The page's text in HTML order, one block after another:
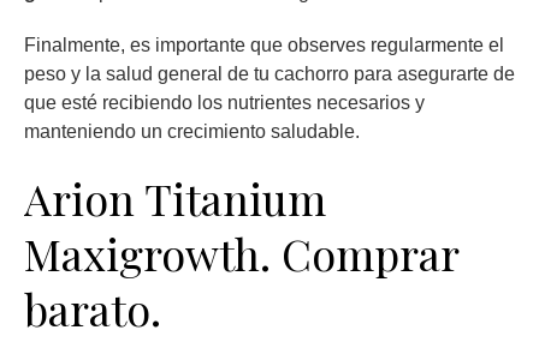
Finalmente, es importante que observes regularmente el
peso y la salud general de tu cachorro para asegurarte de
que esté recibiendo los nutrientes necesarios y
manteniendo un crecimiento saludable.
Arion Titanium
Maxigrowth. Comprar
barato.